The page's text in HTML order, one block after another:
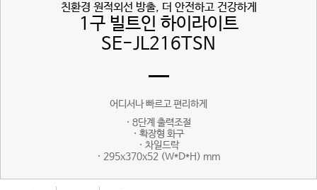
친환경 원적외선 방출, 더 안전하고 건강하게
1구 빌트인 하이라이트
SE-JL216TSN
어디서나 빠르고 편리하게
· 8단계 출력조절
· 확장형 화구
· 차일드락
· 295x370x52 (W*D*H) mm